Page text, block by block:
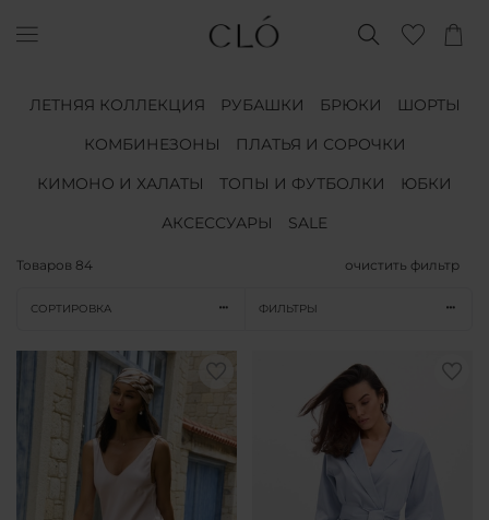
ЛЕТНЯЯ КОЛЛЕКЦИЯ РУБАШКИ БРЮКИ
ШОРТЫ
КОМБИНЕЗОНЫ
ПЛАТЬЯ И СОРОЧКИ
КИМОНО И ХАЛАТЫ
ТОПЫ И ФУТБОЛКИ
ЮБКИ
АКСЕССУАРЫ
SALE
Товаров 84 очистить фильтр
СОРТИРОВКА ФИЛЬТРЫ